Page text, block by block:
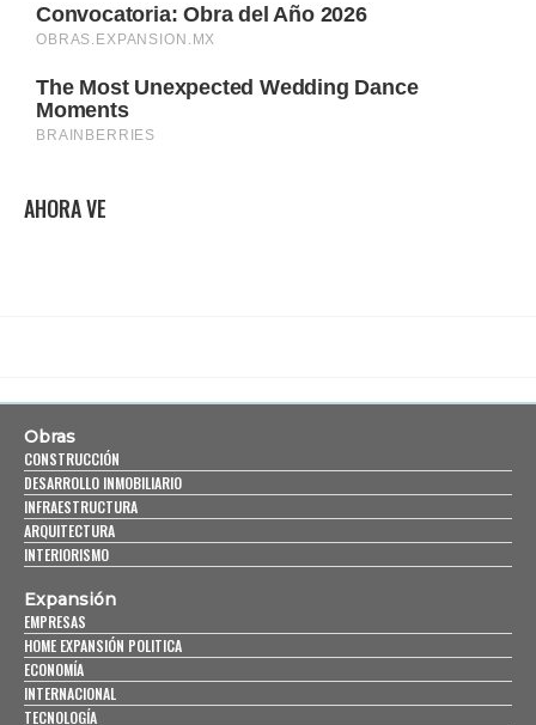
AHORA VE
Obras
CONSTRUCCIÓN
DESARROLLO INMOBILIARIO
INFRAESTRUCTURA
ARQUITECTURA
INTERIORISMO
Expansión
EMPRESAS
HOME EXPANSIÓN POLITICA
ECONOMÍA
INTERNACIONAL
TECNOLOGÍA